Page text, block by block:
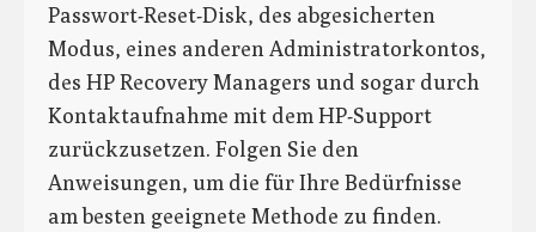
Passwort-Reset-Disk, des abgesicherten
Modus, eines anderen Administratorkontos,
des HP Recovery Managers und sogar durch
Kontaktaufnahme mit dem HP-Support
zurückzusetzen. Folgen Sie den
Anweisungen, um die für Ihre Bedürfnisse
am besten geeignete Methode zu finden.